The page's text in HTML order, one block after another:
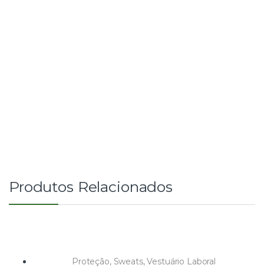
Produtos Relacionados
Proteção, Sweats,Vestuário Laboral